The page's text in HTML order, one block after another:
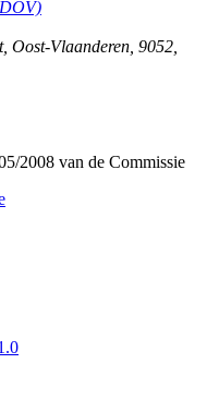
, Oost-Vlaanderen 9052
2008 van de Commissie